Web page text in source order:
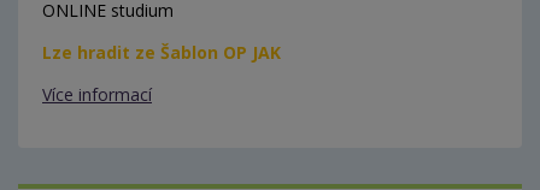
ONLINE studium
Lze hradit ze Šablon OP JAK
Více informací